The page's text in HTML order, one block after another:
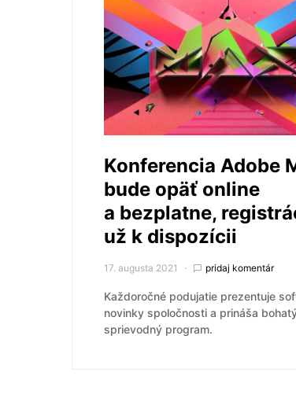
Konferencia Adobe
bude opäť online
a bezplatne,
už k dispozícii
17. augusta 2021 pridaj komentár
Každoročné podujatie prezentuje
novinky spoločnosti a prináša
sprievodný program.